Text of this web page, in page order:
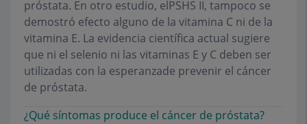
próstata. En otro estudio, elPSHS II, tampoco se
demostró efecto alguno de la vitamina C ni de la
vitamina E. La evidencia científica actual sugiere
que ni el selenio ni las vitaminas E y C deben ser
utilizadas con la esperanzade prevenir el cáncer
de próstata.
¿Qué síntomas produce el cáncer de próstata?